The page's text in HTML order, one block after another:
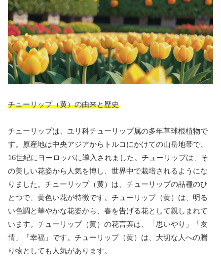
チューリップ（黄）の由来と歴史
チューリップは、ユリ科チューリップ属の多年草球根植物で
す。原産地は中央アジアからトルコにかけての山岳地帯で、
16世紀にヨーロッパに導入されました。チューリップは、そ
の美しい花姿から人気を博し、世界中で栽培されるようにな
りました。チューリップ（黄）は、チューリップの品種のひ
とつで、黄色い花が特徴です。チューリップ（黄）は、明る
い色調と華やかな花姿から、春を告げる花として親しまれて
います。チューリップ（黄）の花言葉は、「思いやり」「友
情」「幸福」です。チューリップ（黄）は、大切な人への贈
り物としても人気があります。